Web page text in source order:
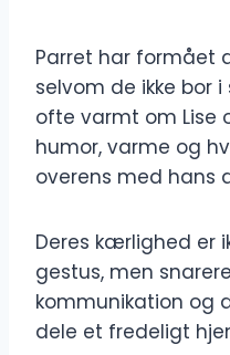
Parret har formået
selvom de ikke bor
ofte varmt om Lise
humor, varme og
overens med hans
Deres kærlighed er
gestus, men
kommunikation og
dele et fredeligt